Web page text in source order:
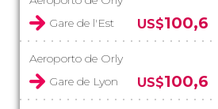
Gare de l'Est
US$100,6
Aeroporto de Orly
Gare de Lyon
US$100,6